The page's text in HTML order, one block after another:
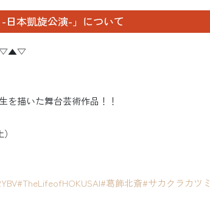
-日本凱旋公演-」について
を描いた舞台芸術作品！！
#TheLifeofHOKUSAI#葛飾北斎#サカクラカツミ